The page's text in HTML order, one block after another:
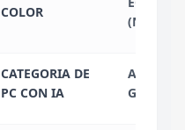
COLOR
(NEGRO)
CATEGORIA DE
PC CON IA
AI-
GAMING